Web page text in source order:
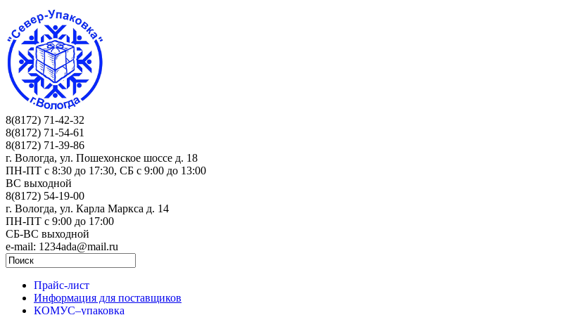
8(8172) 71-42-32
8(8172) 71-54-61
8(8172) 71-39-86
г. Вологда, ул. Пошехонское шоссе д. 18
ПН-ПТ c 8:30 до 17:30, СБ с 9:00 до 13:00
ВС выходной
8(8172) 54-19-00
г. Вологда, ул. Карла Маркса д. 14
ПН-ПТ c 9:00 до 17:00
СБ-ВС выходной
e-mail: 1234ada@mail.ru
Прайс-лист
Информация для поставщиков
КОМУС–упаковка